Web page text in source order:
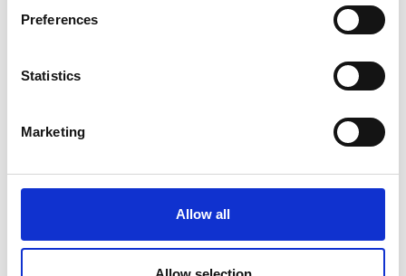
Preferences
Statistics
Marketing
Allow all